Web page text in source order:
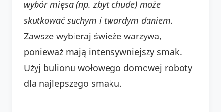
wybór mięsa (np. zbyt chude) może
skutkować suchym i twardym daniem.
Zawsze wybieraj świeże warzywa,
ponieważ mają intensywniejszy smak.
Użyj bulionu wołowego domowej roboty
dla najlepszego smaku.